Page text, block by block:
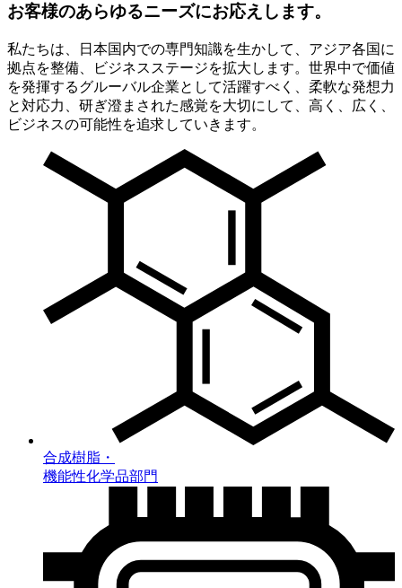
お客様のあらゆるニーズにお応えします。
私たちは、日本国内での専門知識を生かして、アジア各国に
拠点を整備、ビジネスステージを拡大します。世界中で価値
を発揮するグルーバル企業として活躍すべく、柔軟な発想力
と対応力、研ぎ澄まされた感覚を大切にして、高く、広く、
ビジネスの可能性を追求していきます。
合成樹脂・
機能性化学品部門